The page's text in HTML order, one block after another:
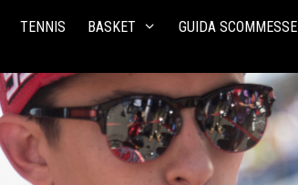
TENNIS BASKET GUIDA SCOMMESSE